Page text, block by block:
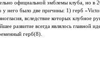
официальной эмблемы клуба, но в
у него было две причины: 1) герб
вследствие которых клубное
развитие всегда являлось главной
герб(8).